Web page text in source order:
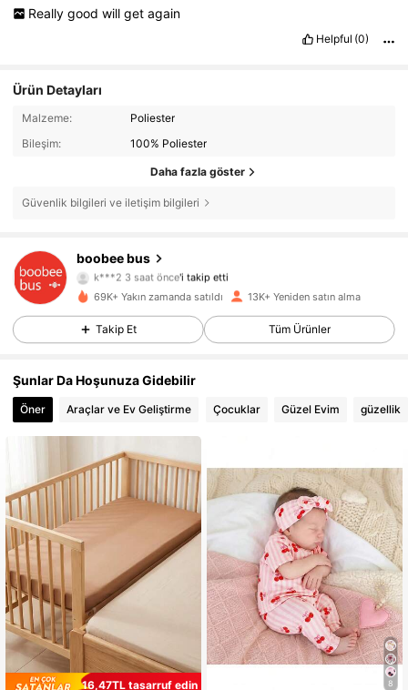
Really good will get again
Helpful (0)
Ürün Detayları
Malzeme:
Poliester
Bileşim:
100% Poliester
Daha fazla göster
Güvenlik bilgileri ve iletişim bilgileri
boobee bus
4,85
3.5K Takipçiler
k***2 3 saat önce'i takip etti
3.5K Takipçiler
3.5K Takipçiler
4,85 3.5K Takipçiler
4,85
4,85 3.5K Takipçiler
69K+ Yakın zamanda satıldı 13K+ Yeniden satın alma
Takip Et Tüm Ürünler
Şunlar Da Hoşunuza Gidebilir
Öner Araçlar ve Ev Geliştirme Çocuklar Güzel Evim güzellik
16,47TL tasarruf edin
8